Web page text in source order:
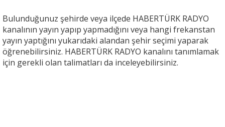
Bulunduğunuz şehirde veya ilçede HABERTÜRK RADYO
kanalının yayın yapıp yapmadığını veya hangi frekanstan
yayın yaptığını yukarıdaki alandan şehir seçimi yaparak
öğrenebilirsiniz. HABERTÜRK RADYO kanalını tanımlamak
için gerekli olan talimatları da inceleyebilirsiniz.